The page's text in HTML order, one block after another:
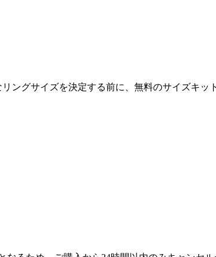
ングサイズを決定する前に、無料のサイズキッ